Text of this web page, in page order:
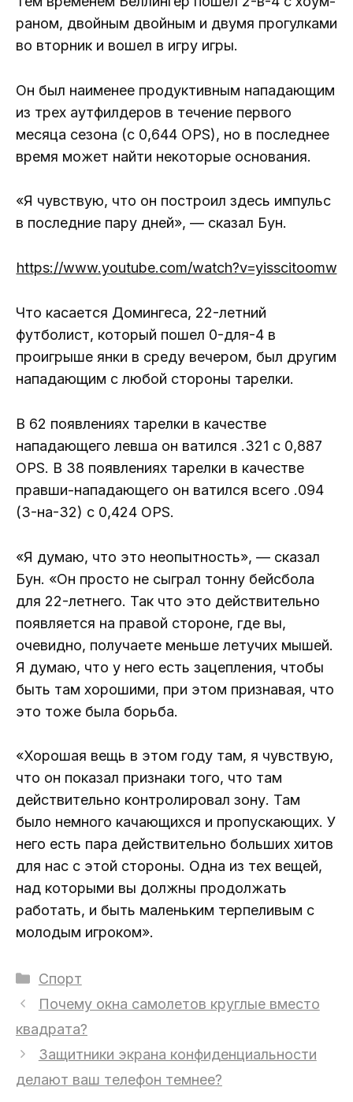
раном, двойным двойным и двумя прогулками
во вторник и вошел в игру игры.
Он был наименее продуктивным нападающим
из трех аутфилдеров в течение первого
месяца сезона (с 0,644 OPS), но в последнее
время может найти некоторые основания.
«Я чувствую, что он построил здесь импульс
в последние пару дней», — сказал Бун.
https://www.youtube.com/watch?v=yisscitoomw
Что касается Домингеса, 22-летний
футболист, который пошел 0-для-4 в
проигрыше янки в среду вечером, был другим
нападающим с любой стороны тарелки.
В 62 появлениях тарелки в качестве
нападающего левша он ватился .321 с 0,887
OPS. В 38 появлениях тарелки в качестве
правши-нападающего он ватился всего .094
(3-на-32) с 0,424 OPS.
«Я думаю, что это неопытность», — сказал
Бун. «Он просто не сыграл тонну бейсбола
для 22-летнего. Так что это действительно
появляется на правой стороне, где вы,
очевидно, получаете меньше летучих мышей.
Я думаю, что у него есть зацепления, чтобы
быть там хорошими, при этом признавая, что
это тоже была борьба.
«Хорошая вещь в этом году там, я чувствую,
что он показал признаки того, что там
действительно контролировал зону. Там
было немного качающихся и пропускающих. У
него есть пара действительно больших хитов
для нас с этой стороны. Одна из тех вещей,
над которыми вы должны продолжать
работать, и быть маленьким терпеливым с
молодым игроком».
Рубрики
Спорт
Почему окна самолетов круглые вместо
квадрата?
Защитники экрана конфиденциальности
делают ваш телефон темнее?